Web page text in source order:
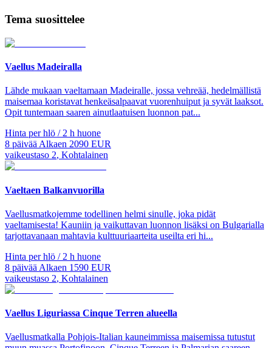
Tema suosittelee
Vaellus Madeiralla
Lähde mukaan vaeltamaan Madeiralle, jossa vehreää, hedelmällistä
maisemaa koristavat henkeäsalpaavat vuorenhuiput ja syvät laaksot.
Opit tuntemaan saaren ainutlaatuisen luonnon pat...
Hinta per hlö / 2 h huone
8 päivää Alkaen 2090 EUR
vaikeustaso 2, Kohtalainen
Vaeltaen Balkanvuorilla
Vaellusmatkojemme todellinen helmi sinulle, joka pidät
vaeltamisesta! Kauniin ja vaikuttavan luonnon lisäksi on Bulgarialla
tarjottavanaan mahtavia kulttuuriaarteita useilta eri hi...
Hinta per hlö / 2 h huone
8 päivää Alkaen 1590 EUR
vaikeustaso 2, Kohtalainen
Vaellus Liguriassa Cinque Terren alueella
Vaellusmatkalla Pohjois-Italian kauneimmissa maisemissa tutustut